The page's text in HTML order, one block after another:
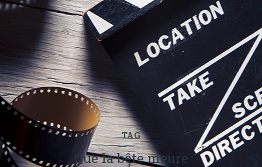
TAG
Que la bête meure